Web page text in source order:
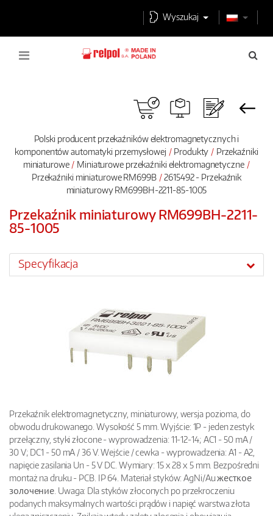
Wyszukaj
Polski producent przekaźników elektromagnetycznych i
komponentów automatyki przemysłowej
Produkty
Przekaźniki
miniaturowe
Miniaturowe przekaźniki elektromagnetyczne
Przekaźniki miniaturowe RM699B
2615492 - Przekaźnik
miniaturowy RM699BH-2211-85-1005
Przekaźnik miniaturowy RM699BH-2211-
85-1005
Specyfikacja
Przekaźnik elektromagnetyczny, miniaturowy, wersja pozioma, do
obwodu drukowanego. Wysokość 5 mm. Wyjście: 1P - jeden zestyk
przełączny, styki złocone - wyprowadzenia: 11-12-14; AC1 - 50 mA /
30 V; DC1 - 50 mA / 36 V. Wejście / cewka - wyprowadzenia: A1 - A2,
napięcie zasilania Un - 5 V DC. Wymiary: 15 x 28 x 5 mm. Bezpośredni
montaż na druku - PCB. IP 64. Materiał styków: AgNi/Au жесткое
золочение. Uwaga: Dla styków złoconych po przekroczeniu
podanych maksymalnych wartości prądów i napięć warstwa złota